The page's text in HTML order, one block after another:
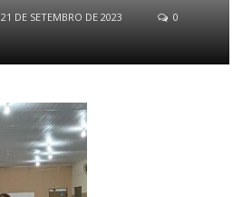
21 DE SETEMBRO DE 2023
0